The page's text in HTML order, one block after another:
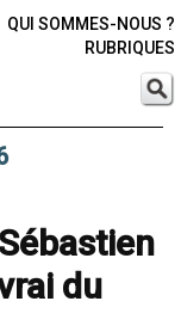
QUI SOMMES-NOUS ?
RUBRIQUES
du